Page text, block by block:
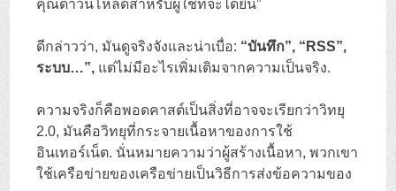
คุณดาวน์โหลดสำหรับผู้ใช้ที่จะได้ยิน”
ดีกล่าวว่า, มันดูจริงจังและน่าเบื่อ: “บันทึก”, “RSS”,
ระบบ…”, แต่ไม่มีอะไรเพิ่มเติมจากความเป็นจริง.
ความจริงก็คือพอดคาสต์เป็นสิ่งที่อาจจะเรียกว่าวิทยุ
2.0, มันคือวิทยุที่กระจายเนื้อหาของการใช้
อินเทอร์เน็ต. นั่นหมายความว่าผู้สร้างเนื้อหา, พวกเขา
ใช้เครือข่ายของเครือข่ายเป็นวิธีการส่งข้อความของ